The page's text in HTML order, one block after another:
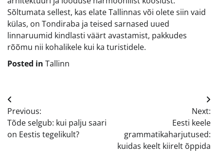
Sõltumata sellest, kas elate Tallinnas või olete siin vaid
külas, on Tondiraba ja teised sarnased uued
linnaruumid kindlasti väärt avastamist, pakkudes
rõõmu nii kohalikele kui ka turistidele.
Posted in Tallinn
Navigeerimine
Previous:
Tõde selgub: kui palju saari
on Eestis tegelikult?
Next:
Eesti keele
grammatikaharjutused:
kuidas keelt kiirelt õppida